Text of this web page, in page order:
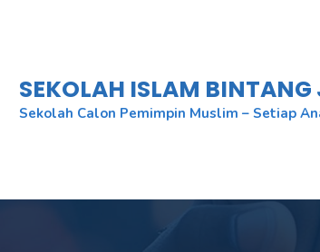
SEKOLAH ISLAM BINTANG
Sekolah Calon Pemimpin Muslim – Setiap